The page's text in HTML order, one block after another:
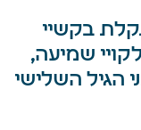
בקשיי
שמיעה,
הגיל השלישי